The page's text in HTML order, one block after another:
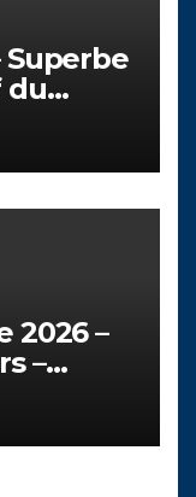
Superbe
du
2026 –
–